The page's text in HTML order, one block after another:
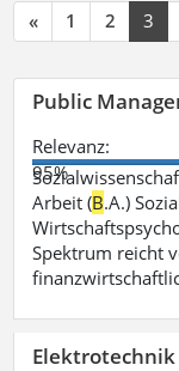
« 1 2 3
Public
Relevanz:
95%
Arbeit (B.A.)
Spektrum reicht